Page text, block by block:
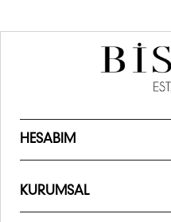
HESABIM
KURUMSAL